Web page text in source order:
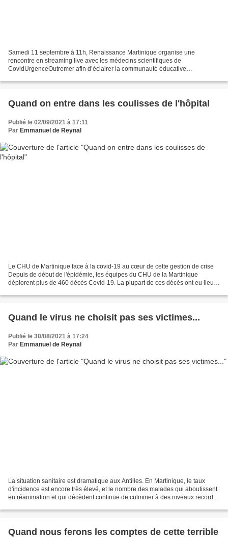
Samedi 11 septembre à 11h, Renaissance Martinique organise une
rencontre en streaming live avec les médecins scientifiques de
CovidUrgenceOutremer afin d’éclairer la communauté éducative
Quand on entre dans les coulisses de l'hôpital
Publié le 02/09/2021 à 17:11
Par Emmanuel de Reynal
Le CHU de Martinique face à la covid-19 au cœur de cette gestion de crise
Depuis de début de l'épidémie, les équipes du CHU de la Martinique
déplorent plus de 460 décès Covid-19. La plupart de ces décès ont eu lieu
Quand le virus ne choisit pas ses victimes...
Publié le 30/08/2021 à 17:24
Par Emmanuel de Reynal
La situation sanitaire est dramatique aux Antilles. En Martinique, le taux
d'incidence est encore très élevé, et le nombre des malades qui aboutissent
en réanimation et qui décèdent continue de culminer à des niveaux records !
Quand nous ferons les comptes de cette terrible